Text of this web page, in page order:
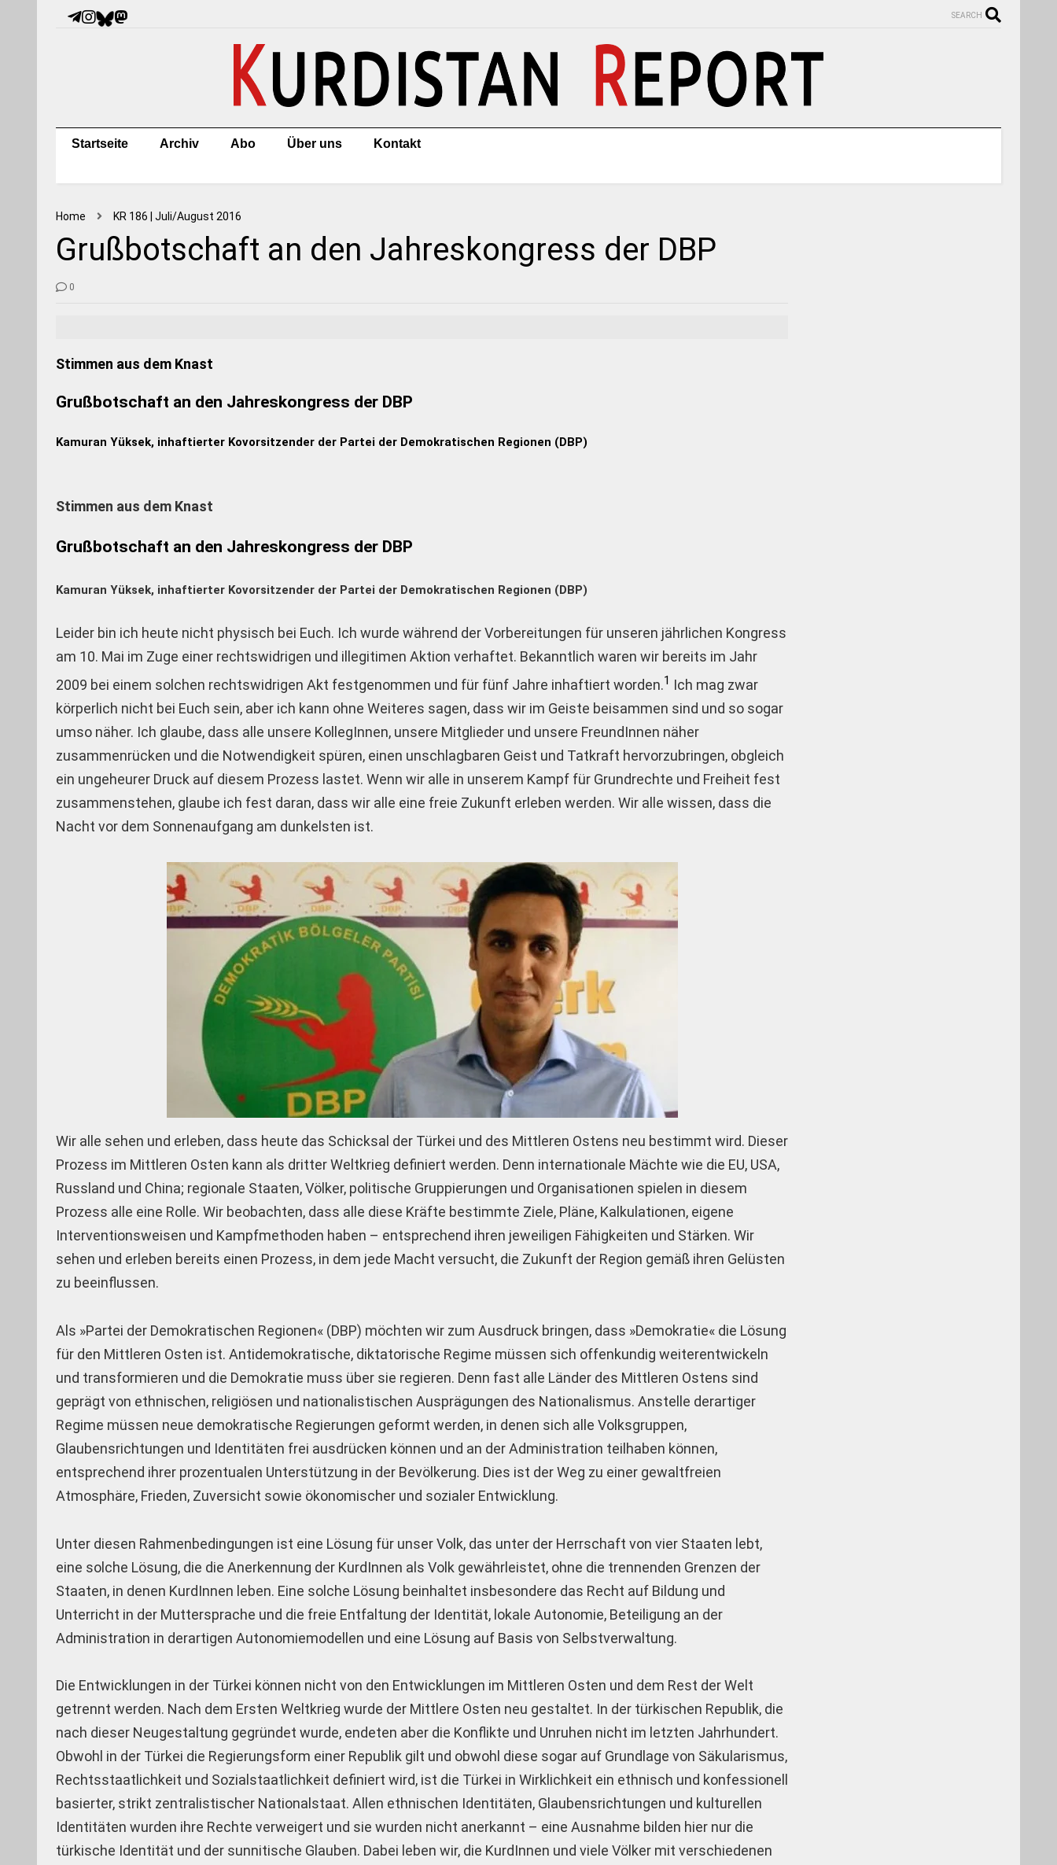
SEARCH
Startseite Archiv Abo Über uns Kontakt
Home KR 186 | Juli/August 2016
Grußbotschaft an den Jahreskongress der DBP
0
Stimmen aus dem Knast
Grußbotschaft an den Jahreskongress der DBP
Kamuran Yüksek, inhaftierter Kovorsitzender der Partei der Demokratischen Regionen (DBP)
Stimmen aus dem Knast
Grußbotschaft an den Jahreskongress der DBP
Kamuran Yüksek, inhaftierter Kovorsitzender der Partei der Demokratischen Regionen (DBP)
Leider bin ich heute nicht physisch bei Euch. Ich wurde während der Vorbereitungen für unseren jährlichen Kongress
am 10. Mai im Zuge einer rechtswidrigen und illegitimen Aktion verhaftet. Bekanntlich waren wir bereits im Jahr
2009 bei einem solchen rechtswidrigen Akt festgenommen und für fünf Jahre inhaftiert worden.1 Ich mag zwar
körperlich nicht bei Euch sein, aber ich kann ohne Weiteres sagen, dass wir im Geiste beisammen sind und so sogar
umso näher. Ich glaube, dass alle unsere KollegInnen, unsere Mitglieder und unsere FreundInnen näher
zusammenrücken und die Notwendigkeit spüren, einen unschlagbaren Geist und Tatkraft hervorzubringen, obgleich
ein ungeheurer Druck auf diesem Prozess lastet. Wenn wir alle in unserem Kampf für Grundrechte und Freiheit fest
zusammenstehen, glaube ich fest daran, dass wir alle eine freie Zukunft erleben werden. Wir alle wissen, dass die
Nacht vor dem Sonnenaufgang am dunkelsten ist.
Wir alle sehen und erleben, dass heute das Schicksal der Türkei und des Mittleren Ostens neu bestimmt wird. Dieser
Prozess im Mittleren Osten kann als dritter Weltkrieg definiert werden. Denn internationale Mächte wie die EU, USA,
Russland und China; regionale Staaten, Völker, politische Gruppierungen und Organisationen spielen in diesem
Prozess alle eine Rolle. Wir beobachten, dass alle diese Kräfte bestimmte Ziele, Pläne, Kalkulationen, eigene
Interventionsweisen und Kampfmethoden haben – entsprechend ihren jeweiligen Fähigkeiten und Stärken. Wir
sehen und erleben bereits einen Prozess, in dem jede Macht versucht, die Zukunft der Region gemäß ihren Gelüsten
zu beeinflussen.
Als »Partei der Demokratischen Regionen« (DBP) möchten wir zum Ausdruck bringen, dass »Demokratie« die Lösung
für den Mittleren Osten ist. Antidemokratische, diktatorische Regime müssen sich offenkundig weiterentwickeln
und transformieren und die Demokratie muss über sie regieren. Denn fast alle Länder des Mittleren Ostens sind
geprägt von ethnischen, religiösen und nationalistischen Ausprägungen des Nationalismus. Anstelle derartiger
Regime müssen neue demokratische Regierungen geformt werden, in denen sich alle Volksgruppen,
Glaubensrichtungen und Identitäten frei ausdrücken können und an der Administration teilhaben können,
entsprechend ihrer prozentualen Unterstützung in der Bevölkerung. Dies ist der Weg zu einer gewaltfreien
Atmosphäre, Frieden, Zuversicht sowie ökonomischer und sozialer Entwicklung.
Unter diesen Rahmenbedingungen ist eine Lösung für unser Volk, das unter der Herrschaft von vier Staaten lebt,
eine solche Lösung, die die Anerkennung der KurdInnen als Volk gewährleistet, ohne die trennenden Grenzen der
Staaten, in denen KurdInnen leben. Eine solche Lösung beinhaltet insbesondere das Recht auf Bildung und
Unterricht in der Muttersprache und die freie Entfaltung der Identität, lokale Autonomie, Beteiligung an der
Administration in derartigen Autonomiemodellen und eine Lösung auf Basis von Selbstverwaltung.
Die Entwicklungen in der Türkei können nicht von den Entwicklungen im Mittleren Osten und dem Rest der Welt
getrennt werden. Nach dem Ersten Weltkrieg wurde der Mittlere Osten neu gestaltet. In der türkischen Republik, die
nach dieser Neugestaltung gegründet wurde, endeten aber die Konflikte und Unruhen nicht im letzten Jahrhundert.
Obwohl in der Türkei die Regierungsform einer Republik gilt und obwohl diese sogar auf Grundlage von Säkularismus,
Rechtsstaatlichkeit und Sozialstaatlichkeit definiert wird, ist die Türkei in Wirklichkeit ein ethnisch und konfessionell
basierter, strikt zentralistischer Nationalstaat. Allen ethnischen Identitäten, Glaubensrichtungen und kulturellen
Identitäten wurden ihre Rechte verweigert und sie wurden nicht anerkannt – eine Ausnahme bilden hier nur die
türkische Identität und der sunnitische Glauben. Dabei leben wir, die KurdInnen und viele Völker mit verschiedenen